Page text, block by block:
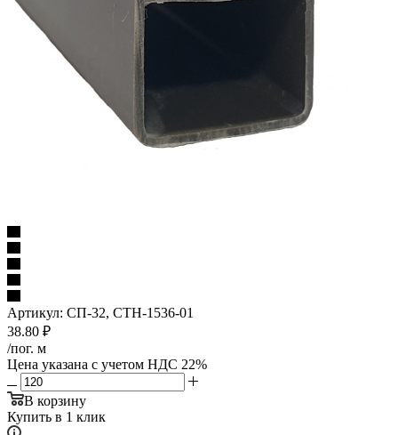
Артикул: СП-32, СТН-1536-01
38.80 ₽
/пог. м
Цена указана с учетом НДС 22%
В корзину
Купить в 1 клик